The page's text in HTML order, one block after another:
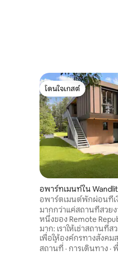
โดนใจเกสต์
โดนใจเกสต์
อพาร์ทเมนท์ใน
อพาร์ตเมนต์พักผ่อนที่เ
ใกล้กับทะเลสาบวันด์ลิต
มากกว่าแค่สถานที่สวยงาม ที่พักนี้เป็
หนึ่งของ Remote
มาก: เราให้เช่าสถานที่ส
เพื่อให้องค์กรทางสังคม
เช่นนี้ได้ฟรี การจองข
สถานที่ · การเดินทาง ·